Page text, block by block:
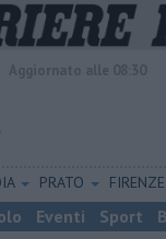
PRATO FIRENZE
Eventi Sport